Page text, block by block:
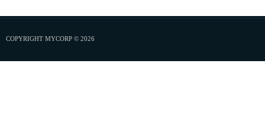
COPYRIGHT MYCORP © 2026